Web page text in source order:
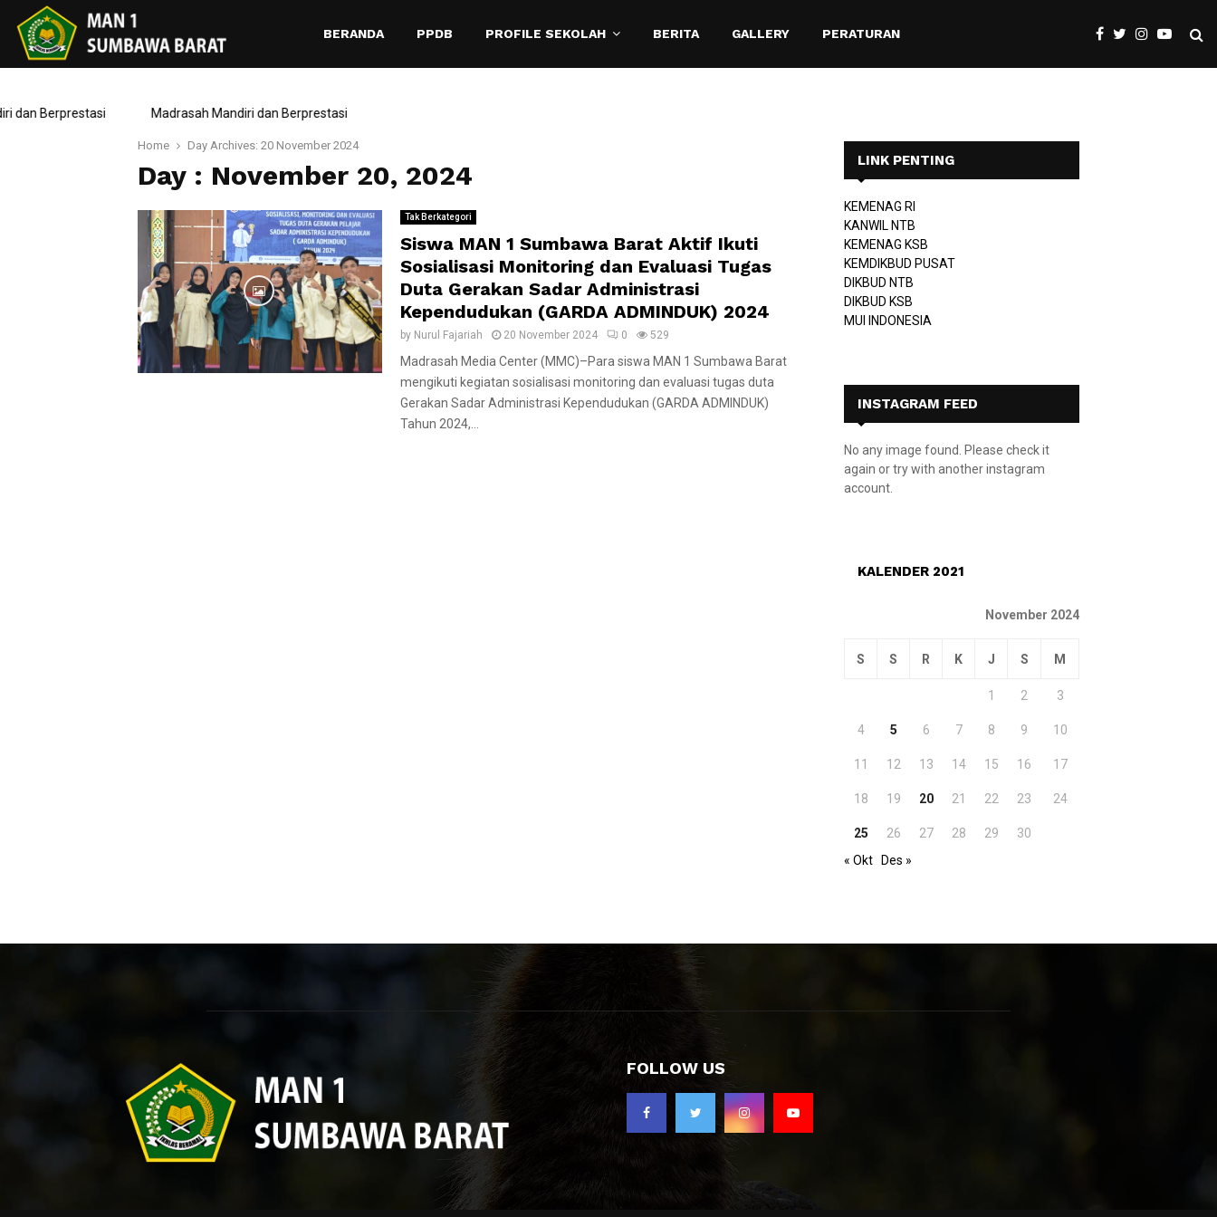
BERANDA PPDB PROFILE SEKOLAH BERITA GALLERY PERATURAN
Berprestasi Madrasah Mandiri dan Berprestasi
Home Day Archives: 20 November 2024
Day : November 20, 2024
Tak Berkategori
Siswa MAN 1 Sumbawa Barat Aktif Ikuti
Sosialisasi Monitoring dan Evaluasi Tugas
Duta Gerakan Sadar Administrasi
Kependudukan (GARDA ADMINDUK) 2024
by Nurul Fajariah 20 November 2024 0 529
Madrasah Media Center (MMC)–Para siswa MAN 1 Sumbawa Barat
mengikuti kegiatan sosialisasi monitoring dan evaluasi tugas duta
Gerakan Sadar Administrasi Kependudukan (GARDA ADMINDUK)
Tahun 2024,...
LINK PENTING
KEMENAG RI
KANWIL NTB
KEMENAG KSB
KEMDIKBUD PUSAT
DIKBUD NTB
DIKBUD KSB
MUI INDONESIA
INSTAGRAM FEED
No any image found. Please check it
again or try with another instagram
account.
KALENDER 2021
November 2024
S S R K J S M
1 2 3
4 5 6 7 8 9 10
11 12 13 14 15 16 17
18 19 20 21 22 23 24
25 26 27 28 29
30
« Okt
Des »
FOLLOW US